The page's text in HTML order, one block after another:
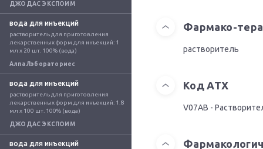
ДЖОДАС ЭКСПОИМ
вода для инъекций
растворитель для приготовления
лекарственных форм для инъекций: 1
мл x 20 шт. 100% (вода)
Алпа Лэбораториес
вода для инъекций
растворитель для приготовления
лекарственных форм для инъекций: 1.8
мл x 100 шт. 100% (вода)
ДЖОДАС ЭКСПОИМ
вода для инъекций
Фармако-
растворитель
Код АТХ
V07AB -